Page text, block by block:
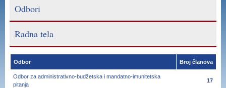
Odbori
Radna tela
Odbor Broj članova
Odbor za administrativno-budžetska i mandatno-imunitetska
pitanja
17